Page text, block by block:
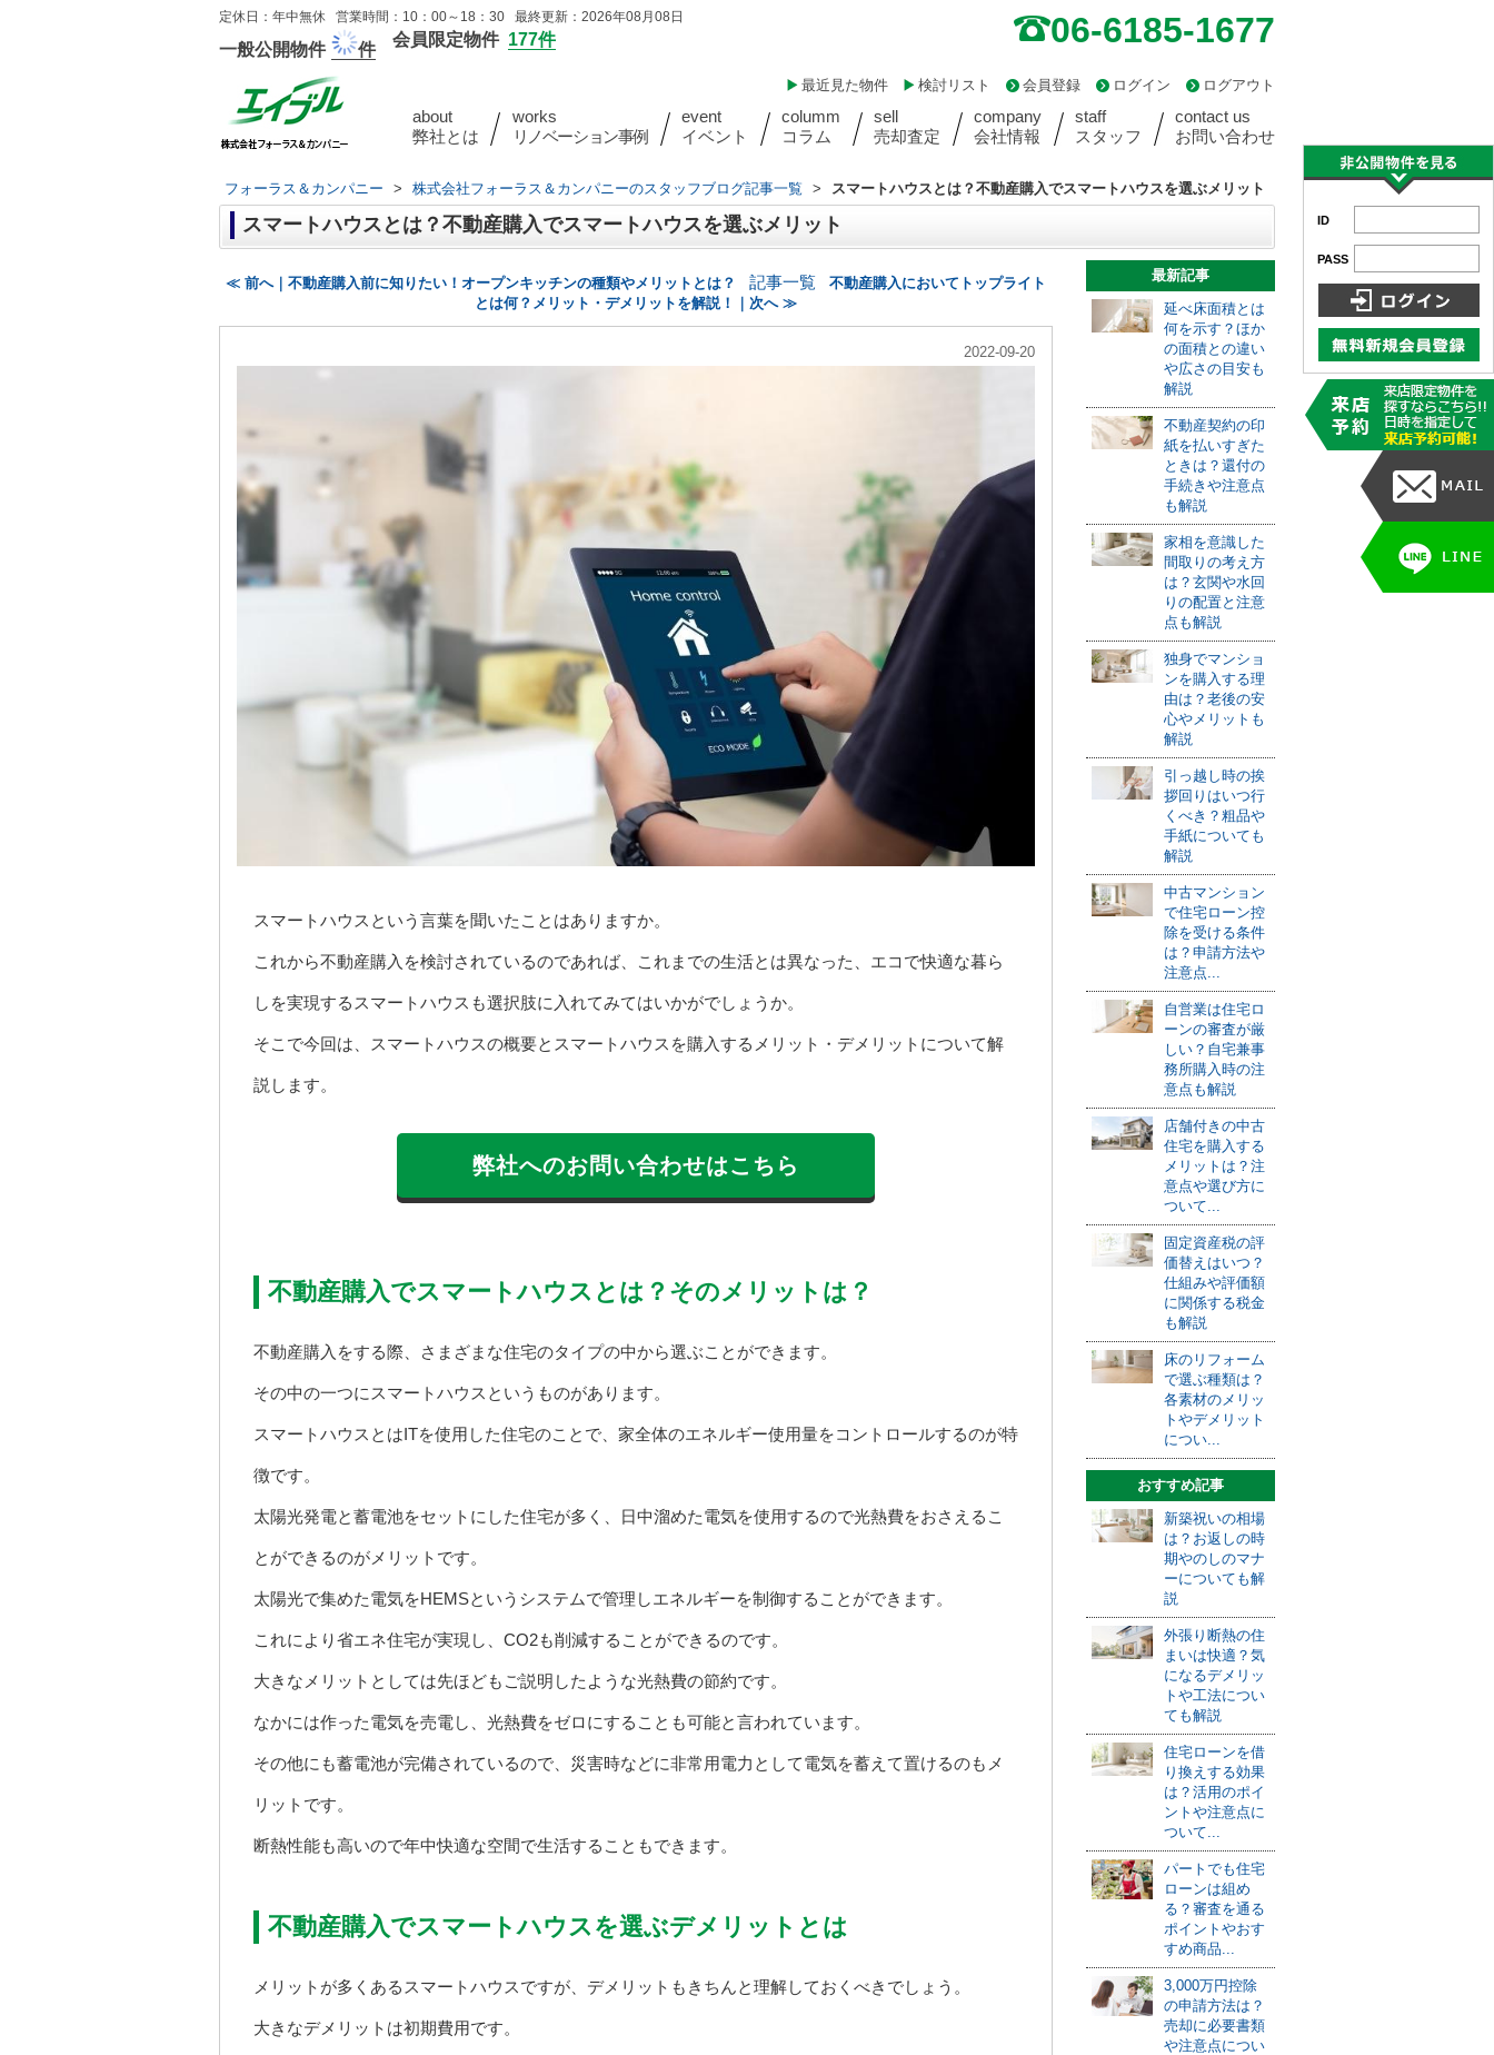
定休日：年中無休 営業時間：10：00～18：30 最終更新：2026年08月08日
一般公開物件 件
会員限定物件 177件 06-6185-1677
ログアウト
ログイン
会員登録
検討リスト
最近見た物件
about
弊社とは
works
リノベーション事例
event
イベント
columm
コラム
sell
売却査定
company
会社情報
staff
スタッフ
contact us
お問い合わせ
フォーラス＆カンパニー > 株式会社フォーラス＆カンパニーのスタッフブログ記事一覧 > スマートハウスとは？不動産購入でスマートハウスを選ぶメリット
スマートハウスとは？不動産購入でスマートハウスを選ぶメリット
≪ 前へ｜不動産購入前に知りたい！オープンキッチンの種類やメリットとは？ 記事一覧
不動産購入においてトップライト
とは何？メリット・デメリットを解説！｜次へ ≫
2022-09-20
スマートハウスという言葉を聞いたことはありますか。
これから不動産購入を検討されているのであれば、これまでの生活とは異なった、エコで快適な暮ら
しを実現するスマートハウスも選択肢に入れてみてはいかがでしょうか。
そこで今回は、スマートハウスの概要とスマートハウスを購入するメリット・デメリットについて解
説します。
弊社へのお問い合わせはこちら
不動産購入でスマートハウスとは？そのメリットは？
不動産購入をする際、さまざまな住宅のタイプの中から選ぶことができます。
その中の一つにスマートハウスというものがあります。
スマートハウスとはITを使用した住宅のことで、家全体のエネルギー使用量をコントロールするのが特
徴です。
太陽光発電と蓄電池をセットにした住宅が多く、日中溜めた電気を使用するので光熱費をおさえるこ
とができるのがメリットです。
太陽光で集めた電気をHEMSというシステムで管理しエネルギーを制御することができます。
これにより省エネ住宅が実現し、CO2も削減することができるのです。
大きなメリットとしては先ほどもご説明したような光熱費の節約です。
なかには作った電気を売電し、光熱費をゼロにすることも可能と言われています。
その他にも蓄電池が完備されているので、災害時などに非常用電力として電気を蓄えて置けるのもメ
リットです。
断熱性能も高いので年中快適な空間で生活することもできます。
不動産購入でスマートハウスを選ぶデメリットとは
メリットが多くあるスマートハウスですが、デメリットもきちんと理解しておくべきでしょう。
大きなデメリットは初期費用です。
最新記事
延べ床面積とは
何を示す？ほか
の面積との違い
や広さの目安も
解説
不動産契約の印
紙を払いすぎた
ときは？還付の
手続きや注意点
も解説
家相を意識した
間取りの考え方
は？玄関や水回
りの配置と注意
点も解説
独身でマンショ
ンを購入する理
由は？老後の安
心やメリットも
解説
引っ越し時の挨
拶回りはいつ行
くべき？粗品や
手紙についても
解説
中古マンション
で住宅ローン控
除を受ける条件
は？申請方法や
注意点...
自営業は住宅ロ
ーンの審査が厳
しい？自宅兼事
務所購入時の注
意点も解説
店舗付きの中古
住宅を購入する
メリットは？注
意点や選び方に
ついて...
固定資産税の評
価替えはいつ？
仕組みや評価額
に関係する税金
も解説
床のリフォーム
で選ぶ種類は？
各素材のメリッ
トやデメリット
につい...
おすすめ記事
新築祝いの相場
は？お返しの時
期やのしのマナ
ーについても解
説
外張り断熱の住
まいは快適？気
になるデメリッ
トや工法につい
ても解説
住宅ローンを借
り換えする効果
は？活用のポイ
ントや注意点に
ついて...
パートでも住宅
ローンは組め
る？審査を通る
ポイントやおす
すめ商品...
3,000万円控除
の申請方法は？
売却に必要書類
や注意点につい
ID
PASS